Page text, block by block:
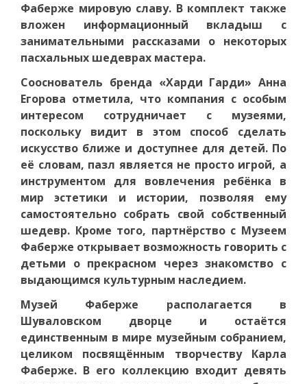
Фаберже мировую славу. В комплект также
вложен информационный вкладыш с
занимательными рассказами о некоторых
пасхальных шедеврах мастера.
Сооснователь бренда «Харди Гарди» Анна
Егорова отметила, что компания с особым
интересом сотрудничает с музеями,
поскольку видит в этом способ сделать
искусство ближе и доступнее для детей. По
её словам, пазл является не просто игрой, а
инструментом для вовлечения ребёнка в
мир эстетики и истории, позволяя ему
самостоятельно собрать свой собственный
шедевр. Кроме того, партнёрство с Музеем
Фаберже открывает возможность говорить с
детьми о прекрасном через знакомство с
выдающимся культурным наследием.
Музей Фаберже располагается в
Шуваловском дворце и остаётся
единственным в мире музейным собранием,
целиком посвящённым творчеству Карла
Фаберже. В его коллекцию входит девять